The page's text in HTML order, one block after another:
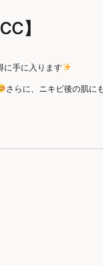
】
に手に入ります
さらに、ニキビ後の肌に